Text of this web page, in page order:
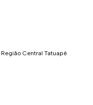
Região Central Tatuapé